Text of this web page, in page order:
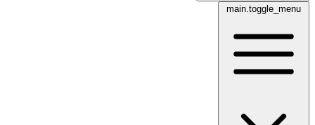
main.toggle_menu